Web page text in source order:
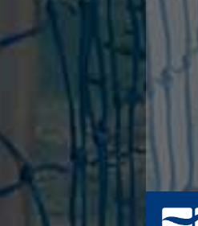
C. F. Complesso
C. F. Polo Acquatico
C. F. Unipol
C. F. Polo Acquatico
C. F. Acerra
C. F.
C. F.
C. F.
C. F. Napoli
C.F. Palazzo del
C. F. Trieste
C. F. Verona
C. F.